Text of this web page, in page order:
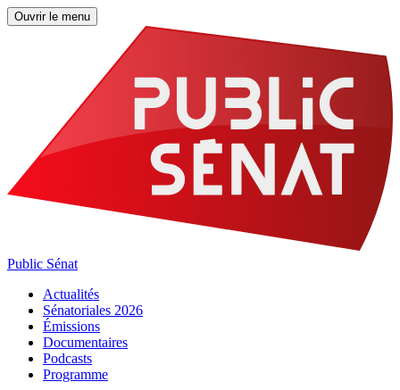
Ouvrir le menu
Public Sénat
Actualités
Sénatoriales 2026
Émissions
Documentaires
Podcasts
Programme